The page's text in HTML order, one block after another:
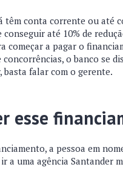
têm conta corrente ou até
conseguir até 10% de
começar a pagar o
o banco se
basta falar com o gerente.
esse
a pessoa em
a uma agência Santander